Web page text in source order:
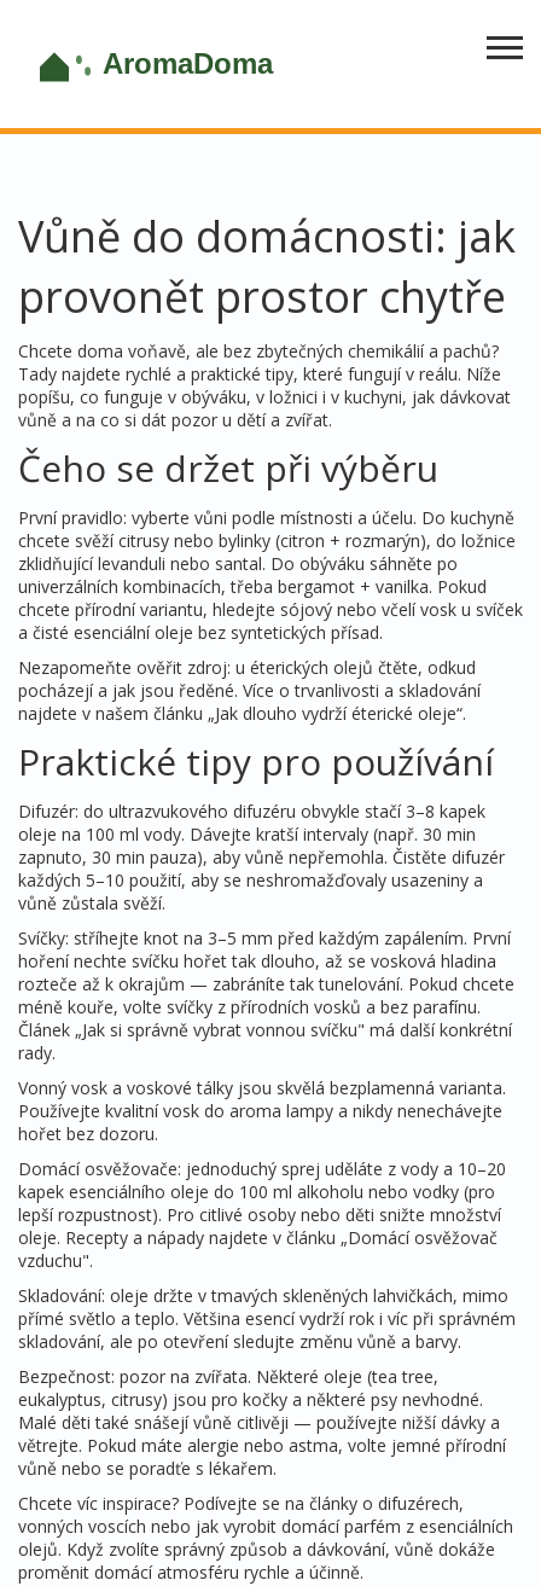
Vůně do domácnosti: jak
provonět prostor chytře
Chcete doma voňavě, ale bez zbytečných chemikálií a pachů?
Tady najdete rychlé a praktické tipy, které fungují v reálu. Níže
popíšu, co funguje v obýváku, v ložnici i v kuchyni, jak dávkovat
vůně a na co si dát pozor u dětí a zvířat.
Čeho se držet při výběru
První pravidlo: vyberte vůni podle místnosti a účelu. Do kuchyně
chcete svěží citrusy nebo bylinky (citron + rozmarýn), do ložnice
zklidňující levanduli nebo santal. Do obýváku sáhněte po
univerzálních kombinacích, třeba bergamot + vanilka. Pokud
chcete přírodní variantu, hledejte sójový nebo včelí vosk u svíček
a čisté esenciální oleje bez syntetických přísad.
Nezapomeňte ověřit zdroj: u éterických olejů čtěte, odkud
pocházejí a jak jsou ředěné. Více o trvanlivosti a skladování
najdete v našem článku „Jak dlouho vydrží éterické oleje“.
Praktické tipy pro používání
Difuzér: do ultrazvukového difuzéru obvykle stačí 3–8 kapek
oleje na 100 ml vody. Dávejte kratší intervaly (např. 30 min
zapnuto, 30 min pauza), aby vůně nepřemohla. Čistěte difuzér
každých 5–10 použití, aby se neshromažďovaly usazeniny a
vůně zůstala svěží.
Svíčky: stříhejte knot na 3–5 mm před každým zapálením. První
hoření nechte svíčku hořet tak dlouho, až se vosková hladina
rozteče až k okrajům — zabráníte tak tunelování. Pokud chcete
méně kouře, volte svíčky z přírodních vosků a bez parafínu.
Článek „Jak si správně vybrat vonnou svíčku" má další konkrétní
rady.
Vonný vosk a voskové tálky jsou skvělá bezplamenná varianta.
Používejte kvalitní vosk do aroma lampy a nikdy nenechávejte
hořet bez dozoru.
Domácí osvěžovače: jednoduchý sprej uděláte z vody a 10–20
kapek esenciálního oleje do 100 ml alkoholu nebo vodky (pro
lepší rozpustnost). Pro citlivé osoby nebo děti snižte množství
oleje. Recepty a nápady najdete v článku „Domácí osvěžovač
vzduchu".
Skladování: oleje držte v tmavých skleněných lahvičkách, mimo
přímé světlo a teplo. Většina esencí vydrží rok i víc při správném
skladování, ale po otevření sledujte změnu vůně a barvy.
Bezpečnost: pozor na zvířata. Některé oleje (tea tree,
eukalyptus, citrusy) jsou pro kočky a některé psy nevhodné.
Malé děti také snášejí vůně citlivěji — používejte nižší dávky a
větrejte. Pokud máte alergie nebo astma, volte jemné přírodní
vůně nebo se poradťe s lékařem.
Chcete víc inspirace? Podívejte se na články o difuzérech,
vonných voscích nebo jak vyrobit domácí parfém z esenciálních
olejů. Když zvolíte správný způsob a dávkování, vůně dokáže
proměnit domácí atmosféru rychle a účinně.